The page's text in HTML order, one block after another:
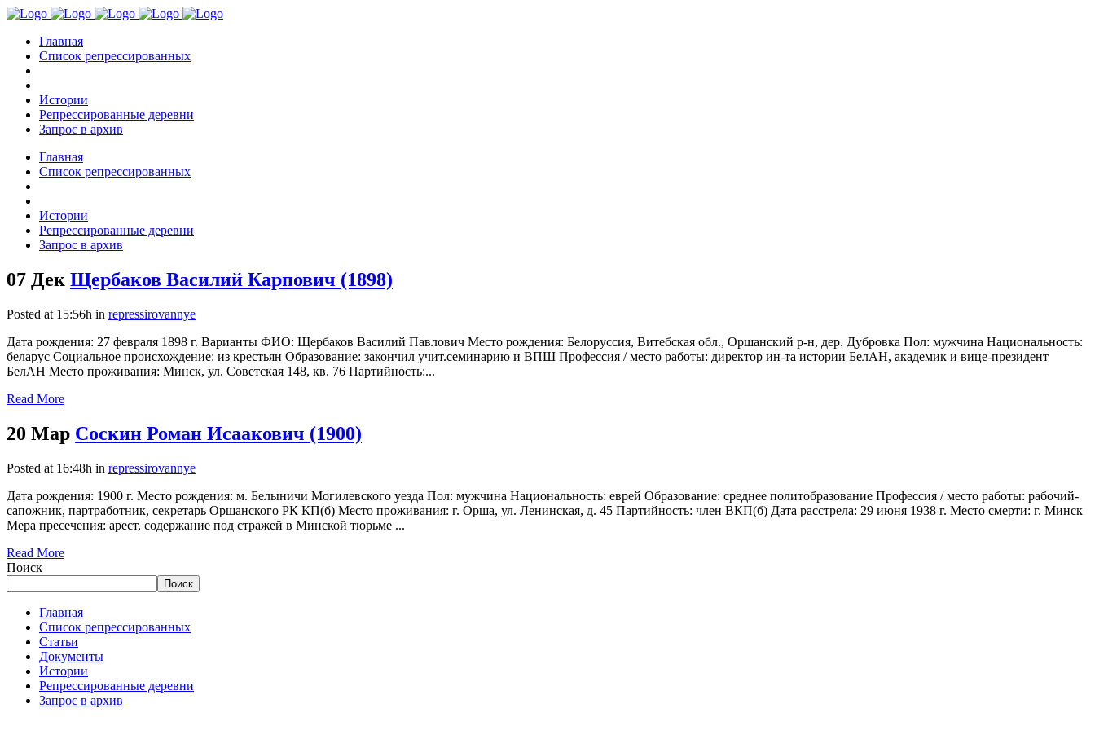
Главная
Список репрессированных
Истории
Репрессированные деревни
Запрос в архив
Главная
Список репрессированных
Истории
Репрессированные деревни
Запрос в архив
07 Дек Щербаков Василий Карпович (1898)
Posted at 15:56h in repressirovannye
Дата рождения: 27 февраля 1898 г. Варианты ФИО: Щербаков Василий Павлович Место рождения: Белоруссия, Витебская обл., Оршанский р-н, дер. Дубровка Пол: мужчина Национальность:
беларус Социальное происхождение: из крестьян Образование: закончил учит.семинарию и ВПШ Профессия / место работы: директор ин-та истории БелАН, академик и вице-президент
БелАН Место проживания: Минск, ул. Советская 148, кв. 76 Партийность:...
Read More
20 Мар Соскин Роман Исаакович (1900)
Posted at 16:48h in repressirovannye
Дата рождения: 1900 г. Место рождения: м. Белыничи Могилевского уезда Пол: мужчина Национальность: еврей Образование: среднее политобразование Профессия / место работы: рабочий-
сапожник, партработник, секретарь Оршанского РК КП(б) Место проживания: г. Орша, ул. Ленинская, д. 45 Партийность: член ВКП(б) Дата расстрела: 29 июня 1938 г. Место смерти: г. Минск
Мера пресечения: арест, содержание под стражей в Минской тюрьме ...
Read More
Поиск
Поиск
Главная
Список репрессированных
Статьи
Документы
Истории
Репрессированные деревни
Запрос в архив